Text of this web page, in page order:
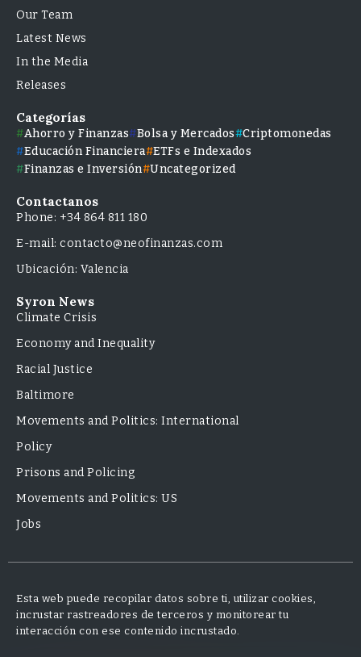
Our Team
Latest News
In the Media
Releases
Categorías
Ahorro y Finanzas Bolsa y Mercados
Criptomonedas
Educación Financiera ETFs e Indexados
Finanzas e Inversión Uncategorized
Contactanos
Phone: +34 864 811 180
E-mail: contacto@neofinanzas.com
Ubicación: Valencia
Syron News
Climate Crisis
Economy and Inequality
Racial Justice
Baltimore
Movements and Politics: International
Policy
Prisons and Policing
Movements and Politics: US
Jobs
Esta web puede recopilar datos sobre ti, utilizar cookies,
incrustar rastreadores de terceros y monitorear tu
interacción con ese contenido incrustado.